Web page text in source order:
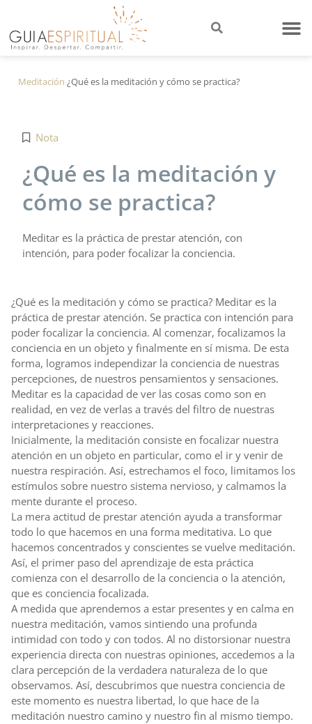
Meditación ¿Qué es la meditación y cómo se practica?
Nota
¿Qué es la meditación y
cómo se practica?
Meditar es la práctica de prestar atención, con
intención, para poder focalizar la conciencia.
¿Qué es la meditación y cómo se practica? Meditar es la
práctica de prestar atención. Se practica con intención para
poder focalizar la conciencia. Al comenzar, focalizamos la
conciencia en un objeto y finalmente en sí misma. De esta
forma, logramos independizar la conciencia de nuestras
percepciones, de nuestros pensamientos y sensaciones.
Meditar es la capacidad de ver las cosas como son en
realidad, en vez de verlas a través del filtro de nuestras
interpretaciones y reacciones.
Inicialmente, la meditación consiste en focalizar nuestra
atención en un objeto en particular, como el ir y venir de
nuestra respiración. Así, estrechamos el foco, limitamos los
estímulos sobre nuestro sistema nervioso, y calmamos la
mente durante el proceso.
La mera actitud de prestar atención ayuda a transformar
todo lo que hacemos en una forma meditativa. Lo que
hacemos concentrados y conscientes se vuelve meditación.
Así, el primer paso del aprendizaje de esta práctica
comienza con el desarrollo de la conciencia o la atención,
que es conciencia focalizada.
A medida que aprendemos a estar presentes y en calma en
nuestra meditación, vamos sintiendo una profunda
intimidad con todo y con todos. Al no distorsionar nuestra
experiencia directa con nuestras opiniones, accedemos a la
clara percepción de la verdadera naturaleza de lo que
observamos. Así, descubrimos que nuestra conciencia de
este momento es nuestra libertad, lo que hace de la
meditación nuestro camino y nuestro fin al mismo tiempo.